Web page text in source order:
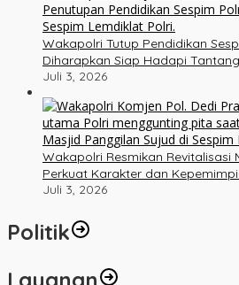
Wakapolri Tutup Pendidikan
Diharapkan Siap Hadapi
Juli 3, 2026
Wakapolri Resmikan Revitalisasi
Perkuat Karakter dan
Juli 3, 2026
Politik
Layanan